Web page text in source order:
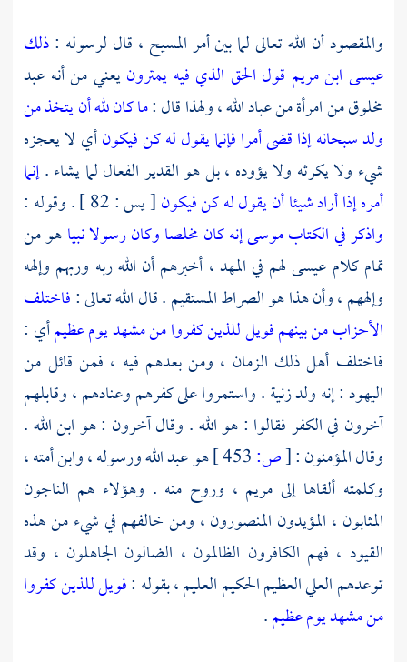
والمقصود أن الله تعالى لما بين أمرالمسيح ، قال لرسوله :ذلك
عيسى ابن مريم قول الحق الذي فيه يمترونيعني من أنه عبد
مخلوق من امرأة من عباد الله ، ولهذا قال :ما كان لله أن يتخذ من
ولد سبحانه إذا قضى أمرا فإنما يقول له كن فيكونأي لا يعجزه
شيء ولا يكرثه ولا يؤوده ، بل هو القدير الفعال لما يشاء .إنما
أمره إذا أراد شيئا أن يقول له كن فيكون[ يس : 82 ] . وقوله :
واذكر في الكتاب موسى إنه كان مخلصا وكان رسولا نبياهو من
تمام كلام عيسىلهم في المهد ، أخبرهم أن الله ربه وربهم وإلهه
وإلههم ، وأن هذا هو الصراط المستقيم . قال الله تعالى :فاختلف
الأحزاب من بينهم فويل للذين كفروا من مشهد يوم عظيمأي :
فاختلف أهل ذلك الزمان ، ومن بعدهم فيه ، فمن قائل من
اليهود: إنه ولد زنية . واستمروا على كفرهم وعنادهم ، وقابلهم
آخرون في الكفر فقالوا : هو الله . وقال آخرون : هو ابن الله .
وقال المؤمنون :[ص:
هو عبد الله ورسوله ، وابن أمته ،
وكلمته ألقاها إلى مريم ، وروح منه . وهؤلاء هم الناجون
المثابون ، المؤيدون المنصورون ، ومن خالفهم في شيء من هذه
القيود ، فهم الكافرون الظالمون ، الضالون الجاهلون ، وقد
توعدهم العلي العظيم الحكيم العليم ، بقوله :فويل للذين كفروا
من مشهد يوم عظيم.